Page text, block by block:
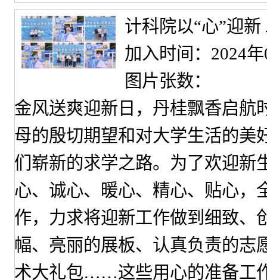
计科院以“心”迎
加入时间：2024
图片张数：
金风送爽迎新日，丹桂飘香启航
母的殷切期望和对大学生活的美
们崭新的求学之路。为了欢迎新
心、诚心、暖心、精心、贴心，
作，力求将迎新工作做到细致、
幅、亮丽的展板、认真负责的志
术大礼包……这些用心的准备工